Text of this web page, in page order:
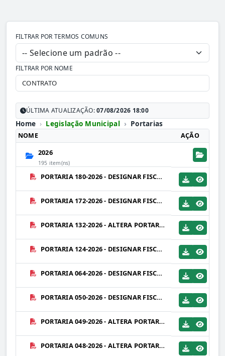
FILTRAR POR TERMOS COMUNS
FILTRAR POR NOME
ÚLTIMA ATUALIZAÇÃO:07/08/2026 18:00
Home Legislação Municipal Portarias
NOME AÇÃO
2026
195 item(ns)
PORTARIA 180-2026 - DESIGNAR FISCAIS DO CONTRATO 039-2026 - FUTURE SOLUÇÕES EM CONSTRUÇÕES LTDA ME.PDF
PORTARIA 172-2026 - DESIGNAR FISCAIS DO CONTRATO 058-2026 - FUTURE SOLUÇÕES EM CONSTRUÇÕES LTDA ME.PDF
PORTARIA 132-2026 - ALTERA PORTARIA 042-2026 - DESIGNA GESTOR DE CONTRATO.PDF
PORTARIA 124-2026 - DESIGNAR FISCAIS DO CONTRATO 052-2026 - FUTURE SOLUÇÕES EM CONSTRUÇÕES LTDA ME.PDF
PORTARIA 064-2026 - DESIGNAR FISCAIS DO CONTRATO 143-2025 - ANGULAR ENGENHARIA E CONSTRUÇÕES LTDA.PDF
PORTARIA 050-2026 - DESIGNAR FISCAIS DO CONTRATO 004-2026 - COMPROMISO AMBIENTAL.PDF
PORTARIA 049-2026 - ALTERA PORTARIA 005-2026 FISCAIS DO CONTRATO 141-2025 - SENGE DE SAPUCAIA CONSTRUÇÕES LTDA EPP.PDF
PORTARIA 048-2026 - ALTERA PORTARIA 547-2025 DESIGNAR FISCAIS DO CONTRATO 138-2025 QUALIS CONSTRUÇÕES E SERVIÇOS LTDA.PDF